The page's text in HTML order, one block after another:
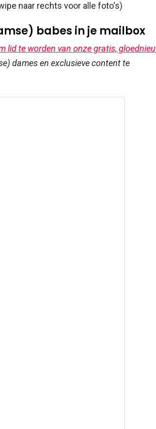
naar rechts voor alle foto's)
babes in je mailbox
lid te worden van onze gratis,
dames en exclusieve content te